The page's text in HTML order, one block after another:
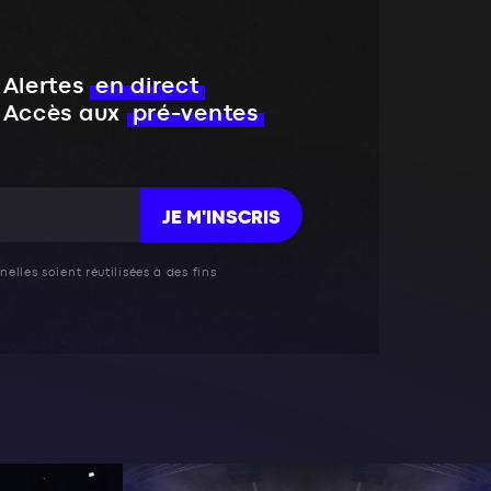
Alertes en direct
Accès aux pré-ventes
JE M'INSCRIS
soient réutilisées à des fins